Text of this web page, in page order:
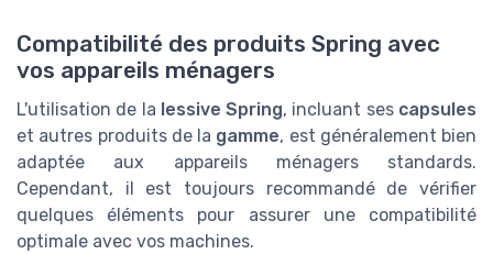
Compatibilité des produits Spring avec
vos appareils ménagers
L'utilisation de la lessive Spring, incluant ses capsules
et autres produits de la gamme, est généralement bien
adaptée aux appareils ménagers standards.
Cependant, il est toujours recommandé de vérifier
quelques éléments pour assurer une compatibilité
optimale avec vos machines.